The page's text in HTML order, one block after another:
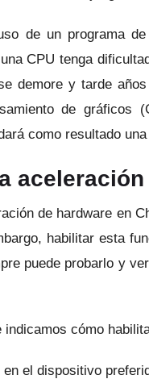
de un programa
CPU tenga
demore y tarde
de gráficos
como resultado
de hardware en
habilitar esta
puede probarlo y
indicamos cómo
el dispositivo